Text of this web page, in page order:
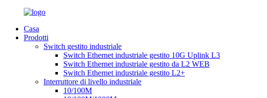
Casa
Prodotti
Switch gestito industriale
Switch Ethernet industriale gestito 10G Uplink L3
Switch Ethernet industriale gestito da L2 WEB
Switch Ethernet industriale gestito L2+
Interruttore di livello industriale
10/100M